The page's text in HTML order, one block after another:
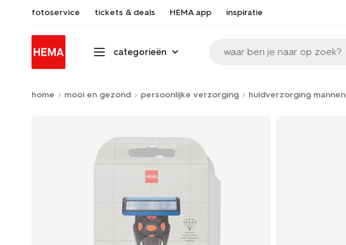
fotoservice tickets & deals HEMA app inspiratie
categorieën waar ben je naar op zoek?
home mooi en gezond persoonlijke verzorging huidverzorging mannen